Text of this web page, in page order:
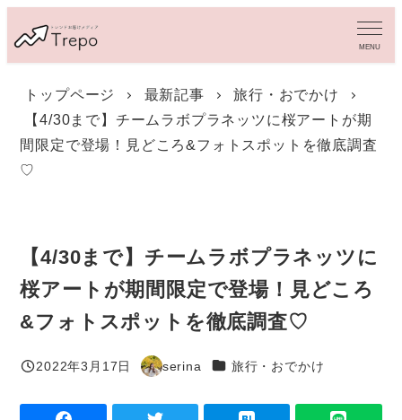
イ
MENU
トップページ 最新記事
旅行・おでかけ
【4/30まで】チームラボプラネッツに桜アートが期
間限定で登場！見どころ&フォトスポットを徹底調査
♡
【4/30まで】チームラボプラネッツに
桜アートが期間限定で登場！見どころ
&フォトスポットを徹底調査♡
投稿日
2022年3月17日
著
serina カテゴリー
旅行・おでかけ